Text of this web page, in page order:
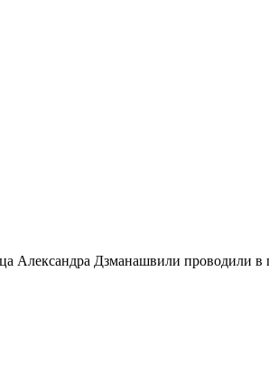
Александра Дзманашвили проводили в